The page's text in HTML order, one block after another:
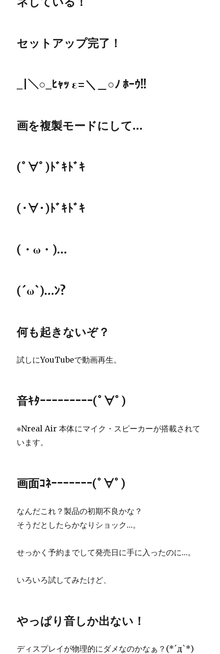
セットアップ完了！
_|＼○_ﾋｬｯ ε=＼＿○ﾉ ﾎｰｳ!!
画を複製モードにして…
(ﾟ∀ﾟ)ﾄﾞｷﾄﾞｷ
(･∀･)ﾄﾞｷﾄﾞｷ
(・ω・)…
(´ω`)…ﾝ?
何も起きないぞ？
試しにYouTubeで動画再生。
音ｷﾀｰｰｰｰｰｰｰｰｰ(ﾟ∀ﾟ)
※Nreal Air 本体にマイク・スピーカーが搭載されて
います。
画面ｺﾈｰｰｰｰｰｰｰ(ﾟ∀ﾟ)
なんだこれ？製品の初期不良かな？
そうだとしたらかなりショック…。
せっかく予約までして発売日に手に入ったのに…。
いろいろ試してみたけど、
やっぱり音しか出ない！
ディスプレイが物理的にダメなのかなぁ？(*´д`*)